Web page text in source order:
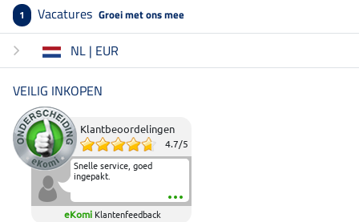
1 Vacatures Groei met ons mee
NL | EUR
VEILIG INKOPEN
Klantbeoordelingen
4.7/5
Snelle service, goed
ingepakt.
eKomi Klantenfeedback